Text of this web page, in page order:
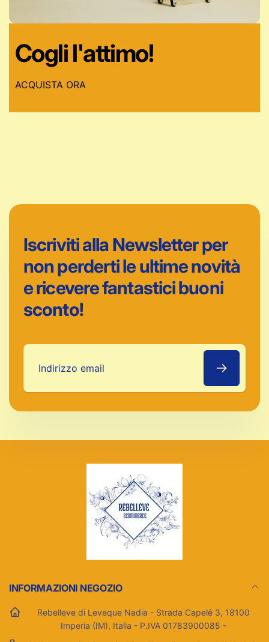
Cogli l'attimo!
ACQUISTA ORA
Iscriviti alla Newsletter per
non perderti le ultime novità
e ricevere fantastici buoni
sconto!
Indirizzo
INFORMAZIONI NEGOZIO
Rebelleve di Leveque Nadia - Strada Capelé 3, 18100
Imperia (IM), Italia - P.IVA 01783900085 -